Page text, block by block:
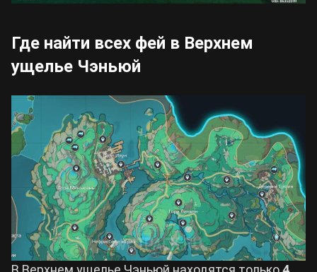
Где найти всех фей в Верхнем
ущелье Чэньюй